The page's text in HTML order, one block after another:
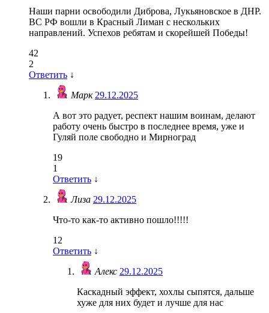
Наши парни освободили Диброва, Лукьяновское в ДНР.
ВС РФ вошли в Красный Лиман с нескольких
направлений. Успехов ребятам и скорейшей Победы!
42
2
Ответить ↓
Марк29.12.2025
А вот это радует, респект нашим воинам, делают
работу очень быстро в последнее время, уже и
Гуляй поле свободно и Мирноград
19
1
Ответить ↓
Лиза 29.12.2025
Что-то как-то активно пошло!!!!!
12
Ответить ↓
Алекс 29.12.2025
Каскадный эффект, хохлы сыпятся, дальше
хуже для них будет и лучше для нас